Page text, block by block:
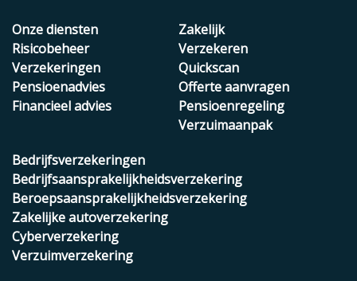
Onze diensten
Risicobeheer
Verzekeringen
Pensioenadvies
Financieel advies
Zakelijk
Verzekeren
Quickscan
Offerte aanvragen
Pensioenregeling
Verzuimaanpak
Bedrijfsverzekeringen
Bedrijfsaansprakelijkheidsverzekering
Beroepsaansprakelijkheidsverzekering
Zakelijke autoverzekering
Cyberverzekering
Verzuimverzekering